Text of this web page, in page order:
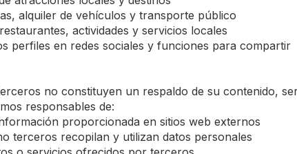
alquiler de vehículos y transporte público
actividades y servicios locales
perfiles en redes sociales y funciones para compartir
no constituyen un respaldo de su contenido,
responsables de:
proporcionada en sitios web externos
terceros recopilan y utilizan datos personales